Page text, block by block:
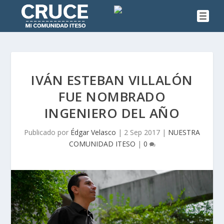
IVÁN ESTEBAN VILLALÓN
FUE NOMBRADO
INGENIERO DEL AÑO
Publicado por Édgar Velasco | 2 Sep 2017 | NUESTRA
COMUNIDAD ITESO | 0